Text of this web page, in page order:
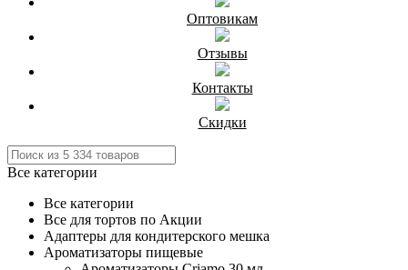
Оптовикам
Отзывы
Контакты
Скидки
Все категории
Все категории
Все для тортов по Акции
Адаптеры для кондитерского мешка
Ароматизаторы пищевые